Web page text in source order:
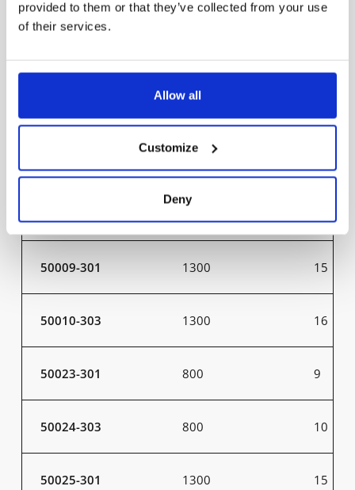
provided to them or that they’ve collected from your use
of their services.
Allow all
Customize
Deny
50009-301 1300 15
50010-303 1300 16
50023-301 800 9
50024-303 800 10
50025-301 1300 15